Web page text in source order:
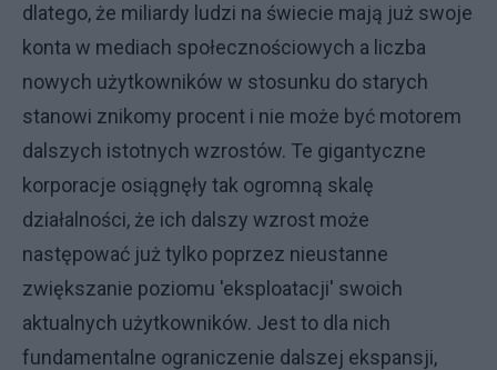
dlatego, że miliardy ludzi na świecie mają już swoje
konta w mediach społecznościowych a liczba
nowych użytkowników w stosunku do starych
stanowi znikomy procent i nie może być motorem
dalszych istotnych wzrostów. Te gigantyczne
korporacje osiągnęły tak ogromną skalę
działalności, że ich dalszy wzrost może
następować już tylko poprzez nieustanne
zwiększanie poziomu 'eksploatacji' swoich
aktualnych użytkowników. Jest to dla nich
fundamentalne ograniczenie dalszej ekspansji,